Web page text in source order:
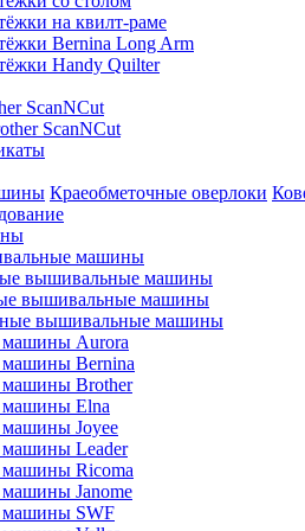
на квилт-раме
Bernina Long Arm
Handy Quilter
ScanNCut
ScanNCut
Краеобметочные оверлоки
машины
вышивальные машины
вышивальные машины
вышивальные машины
Aurora
Bernina
Brother
Elna
Joyee
Leader
Ricoma
Janome
SWF